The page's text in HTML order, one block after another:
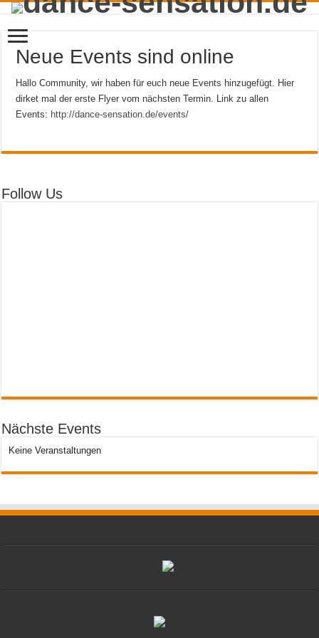
Neue Events sind online
Hallo Community, wir haben für euch neue Events hinzugefügt. Hier
dirket mal der erste Flyer vom nächsten Termin. Link zu allen
Events: http://dance-sensation.de/events/
Follow Us
Nächste Events
Keine Veranstaltungen